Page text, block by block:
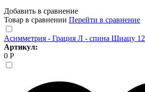
Добавить в сравнение
Товар в сравнении Перейти в сравнение
Асимметрия - Грация Л - спина Шиацу 12
Артикул:
0 Р